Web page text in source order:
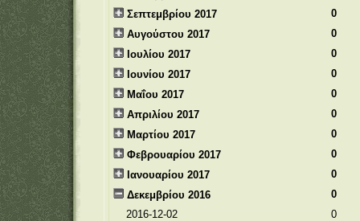
Σεπτεμβρίου 2017
0
Αυγούστου 2017
0
Ιουλίου 2017
0
Ιουνίου 2017
0
Μαΐου 2017
0
Απριλίου 2017
0
Μαρτίου 2017
0
Φεβρουαρίου 2017
0
Ιανουαρίου 2017
0
Δεκεμβρίου 2016
0
2016-12-02
0